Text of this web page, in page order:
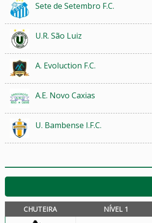
Sete de Setembro F.C.
U.R. São Luiz
A. Evoluction F.C.
A.E. Novo Caxias
U. Bambense I.F.C.
CHUTEIRA NÍVEL 1